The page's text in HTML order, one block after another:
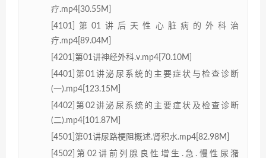
疗.mp4[30.55M]
[4101]第01讲后天性心脏病的外科治
疗.mp4[89.04M]
[4201]第01讲神经外科.v.mp4[70.10M]
[4401]第01讲泌尿系统的主要症状与检查诊断
(一).mp4[123.15M]
[4402]第02讲泌尿系统的主要症状及检查诊断
(二).mp4[101.87M]
[4501]第01讲尿路梗阻概述.肾积水.mp4[82.98M]
[4502]第02讲前列腺良性增生.急.慢性尿潴